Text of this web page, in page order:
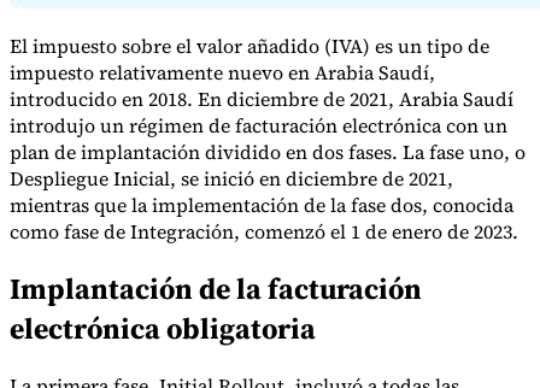
indirectos
Herramientas
El impuesto sobre el valor añadido (IVA) es un tipo de
impuesto relativamente nuevo en Arabia Saudí,
introducido en 2018. En diciembre de 2021, Arabia Saudí
introdujo un régimen de facturación electrónica con un
plan de implantación dividido en dos fases. La fase uno, o
Despliegue Inicial, se inició en diciembre de 2021,
mientras que la implementación de la fase dos, conocida
como fase de Integración, comenzó el 1 de enero de 2023.
Implantación de la facturación
electrónica obligatoria